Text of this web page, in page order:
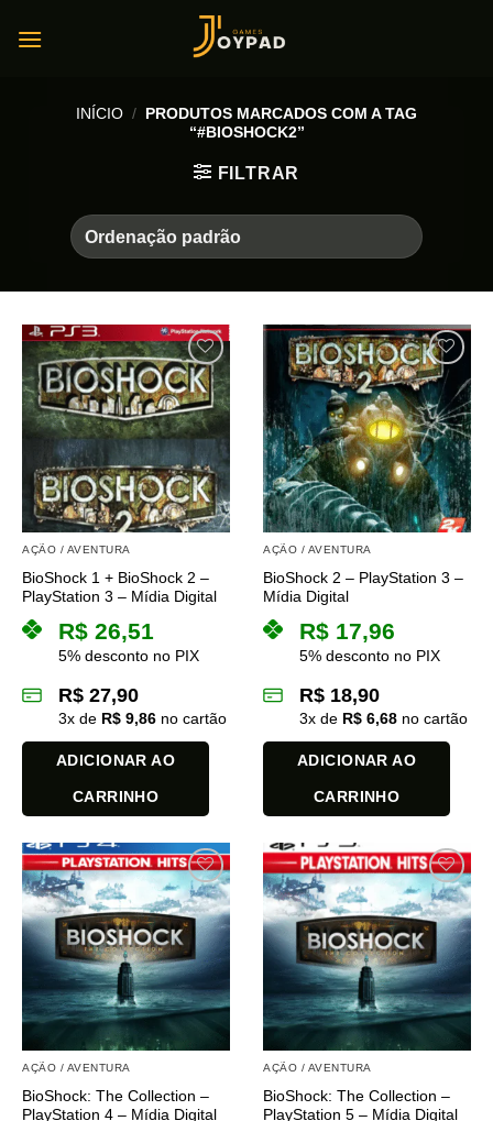
INÍCIO / PRODUTOS MARCADOS COM A TAG
“#BIOSHOCK2”
FILTRAR
AÇÃO / AVENTURA
BioShock 1 + BioShock 2 –
PlayStation 3 – Mídia Digital
R$ 26,51
5% desconto no PIX
R$ 27,90
3x de R$ 9,86 no cartão
ADICIONAR AO
CARRINHO
AÇÃO / AVENTURA
BioShock 2 – PlayStation 3 –
Mídia Digital
R$ 17,96
5% desconto no PIX
R$ 18,90
3x de R$ 6,68 no cartão
ADICIONAR AO
CARRINHO
AÇÃO / AVENTURA
BioShock: The Collection –
PlayStation 4 – Mídia Digital
AÇÃO / AVENTURA
BioShock: The Collection –
PlayStation 5 – Mídia Digital